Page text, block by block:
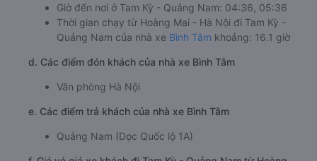
Giờ đến nơi ở Tam Kỳ - Quảng Nam: 04:36, 05:36
Thời gian chạy từ Hoàng Mai - Hà Nội đi Tam Kỳ -
Quảng Nam của nhà xe Bình Tâm khoảng: 16.1 giờ
d. Các điểm đón khách của nhà xe Bình Tâm
Văn phòng Hà Nội
e. Các điểm trả khách của nhà xe Bình Tâm
Quảng Nam (Dọc Quốc lộ 1A)